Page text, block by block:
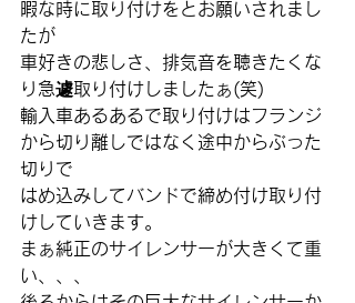
暇な時に取り付けをとお願いされまし
たが
車好きの悲しさ、排気音を聴きたくな
り急遽取り付けしましたぁ(笑)
輸入車あるあるで取り付けはフランジ
から切り離しではなく途中からぶった
切りで
はめ込みしてバンドで締め付け取り付
けしていきます。
まぁ純正のサイレンサーが大きくて重
い、、、